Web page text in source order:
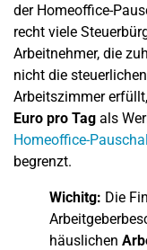
der Homeoffice-
recht viele
Arbeitnehmer, die
nicht die
Arbeitszimmer
Euro pro Tag als
Homeoffice-
begrenzt.
Wichitg: Die
häuslichen